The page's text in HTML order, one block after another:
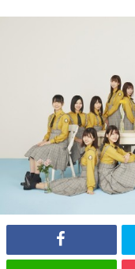
日向坂46まとめのまと
これも素晴らしい
日向坂46まとめのまと
花考案グッズ＆生写真5種が
日向坂46まとめのまと
アイドル – ぷぅアンテ
信！【2022.3.22 17:15〜
アイドル – ぷぅアンテナ
ぺいとう×いちごみるく×マ
アイドル – ぷぅアンテ
ーン.gif